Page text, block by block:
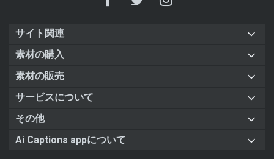
サイト関連
素材の購入
素材の販売
サービスについて
その他
Ai Captions appについて